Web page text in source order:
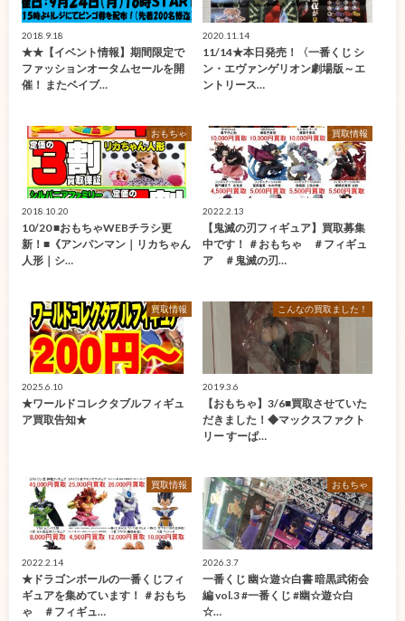
2018.9.18
★★【イベント情報】期間限定で
ファッションオータムセールを開
催！ またベイブ…
2020.11.14
11/14★本日発売！〈一番くじ シ
ン・エヴァンゲリオン劇場版～エ
ントリース…
おもちゃ
2018.10.20
10/20 ■おもちゃWEBチラシ更
新！■《アンパンマン｜リカちゃん
人形｜シ…
買取情報
2022.2.13
【鬼滅の刃フィギュア】買取募集
中です！ ＃おもちゃ ＃フィギュ
ア ＃鬼滅の刃…
買取情報
2025.6.10
★ワールドコレクタブルフィギュ
ア買取告知★
こんなの買取ました！
2019.3.6
【おもちゃ】3/6■買取させていた
だきました！◆マックスファクト
リー すーぱ…
買取情報
2022.2.14
★ドラゴンボールの一番くじフィ
ギュアを集めています！ ＃おもち
ゃ ＃フィギュ…
おもちゃ
2026.3.7
一番くじ 幽☆遊☆白書 暗黒武術会
編 vol.3 #一番くじ #幽☆遊☆白
☆…